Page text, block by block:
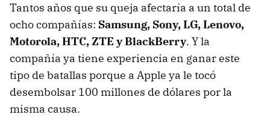
Tantos años que su queja afectaría a un total de
ocho compañías: Samsung, Sony, LG, Lenovo,
Motorola, HTC, ZTE y BlackBerry. Y la
compañía ya tiene experiencia en ganar este
tipo de batallas porque a Apple ya le tocó
desembolsar 100 millones de dólares por la
misma causa.